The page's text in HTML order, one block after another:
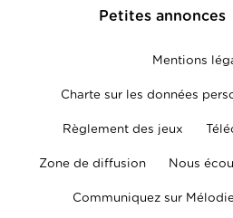
Petites annonces
Mentions
Charte sur les données
Règlement des jeux
Zone de diffusion Nous
Communiquez sur Mélodie